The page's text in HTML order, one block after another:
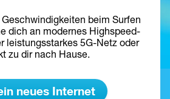
beim Surfen
dich an modernes Highspeed-
leistungsstarkes 5G-Netz oder
zu dir nach Hause
neues Internet